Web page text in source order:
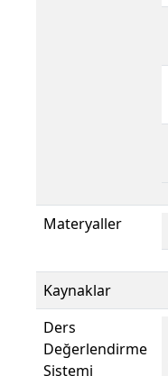
Materyaller
Kaynaklar
Ders
Değerlendirme
Sistemi